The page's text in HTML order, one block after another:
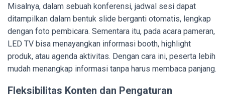
Misalnya, dalam sebuah konferensi, jadwal sesi dapat
ditampilkan dalam bentuk slide berganti otomatis, lengkap
dengan foto pembicara. Sementara itu, pada acara pameran,
LED TV bisa menayangkan informasi booth, highlight
produk, atau agenda aktivitas. Dengan cara ini, peserta lebih
mudah menangkap informasi tanpa harus membaca panjang.
Fleksibilitas Konten dan Pengaturan